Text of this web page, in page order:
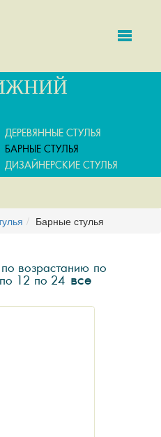
ДЕРЕВЯННЫЕ СТУЛЬЯ
БАРНЫЕ СТУЛЬЯ
ДИЗАЙНЕРСКИЕ CТУЛЬЯ
Барные стулья
по возрастанию по
по 12 по 24 все